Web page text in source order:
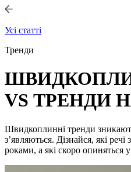
Усі статті
Тренди
VS ТРЕНДИ
Швидкоплинні тренди
з’являються. Дізнайся, які
роками, а які скоро опиняться